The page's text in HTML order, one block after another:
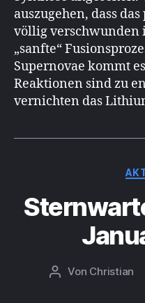
auszugehen, dass
völlig verschwunden
„sanfte“
Supernovae kommt
Reaktionen sind zu
vernichten das
Beitragsautor
Von Christian